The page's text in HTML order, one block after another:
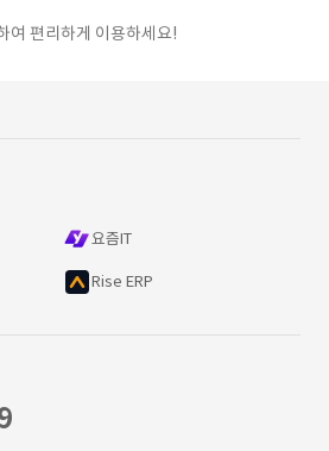
여 편리하게 이용하세요!
요즘IT
Rise ERP